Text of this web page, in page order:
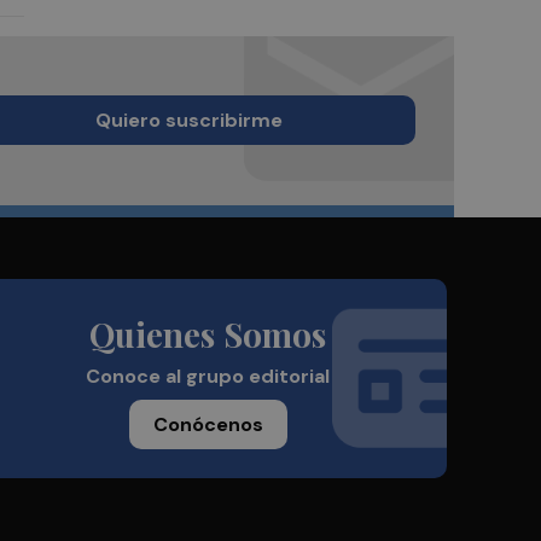
Quiero suscribirme
Quienes Somos
Conoce al grupo editorial
Conócenos